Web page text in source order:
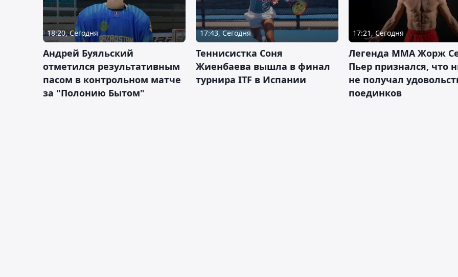
18:20, Сегодня
Андрей Буяльский
отметился результативным
пасом в контрольном матче
за "Полонию Бытом"
17:43, Сегодня
Теннисистка Соня
Жиенбаева вышла в финал
турнира ITF в Испании
17:21, Сегодня
Легенда ММА Жорж
Пьер признался, что
не получал
поединков